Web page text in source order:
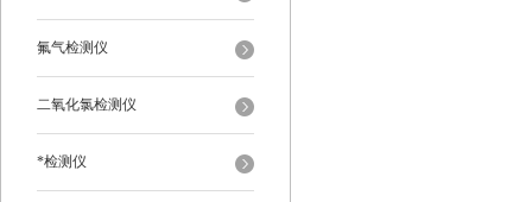
氟气检测仪
二氧化氯检测仪
*检测仪